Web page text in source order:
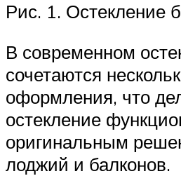
Рис. 1. Остекление
В современном
сочетаются
оформления, что
остекление
оригинальным
лоджий и балконов.